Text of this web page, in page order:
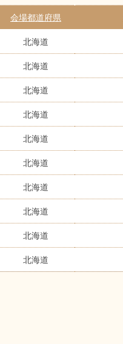
会場都道府県
北海道
北海道
北海道
北海道
北海道
北海道
北海道
北海道
北海道
北海道